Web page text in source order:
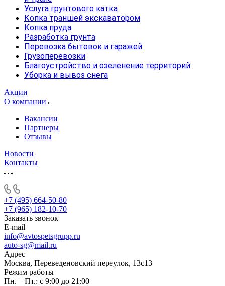
Услуга грунтового катка
Копка траншей экскаватором
Копка пруда
Разработка грунта
Перевозка бытовок и гаражей
Грузоперевозки
Благоустройство и озеленение территорий
Уборка и вывоз снега
Акции
О компании
Вакансии
Партнеры
Отзывы
Новости
Контакты
+7 (495) 664-50-80
+7 (965) 182-10-70
Заказать звонок
E-mail
info@avtospetsgrupp.ru
auto-sg@mail.ru
Адрес
Москва, Переведеновский переулок, 13с13
Режим работы
Пн. – Пт.: с 9:00 до 21:00